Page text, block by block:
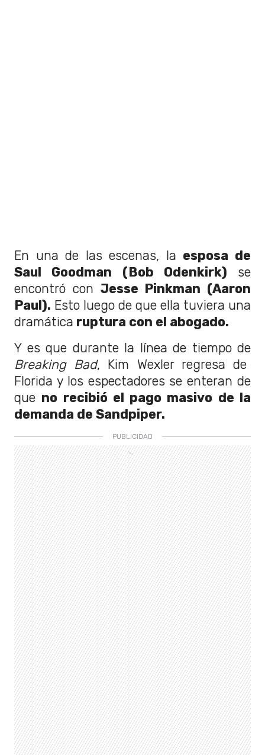
En una de las escenas, la esposa de
Saul Goodman (Bob Odenkirk) se
encontró con Jesse Pinkman (Aaron
Paul). Esto luego de que ella tuviera una
dramática ruptura con el abogado.
Y es que durante la línea de tiempo de
Breaking Bad, Kim Wexler regresa de
Florida y los espectadores se enteran de
que no recibió el pago masivo de la
demanda de Sandpiper.